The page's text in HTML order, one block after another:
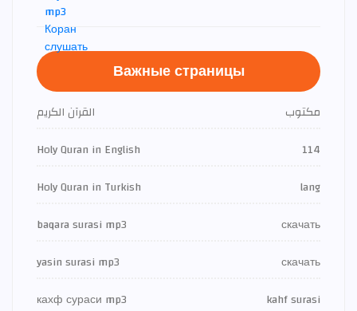
Важные страницы
القرآن الكريم
مكتوب
Holy Quran in English
114
Holy Quran in Turkish
lang
baqara surasi mp3
скачать
yasin surasi mp3
скачать
кахф сураси mp3
kahf surasi